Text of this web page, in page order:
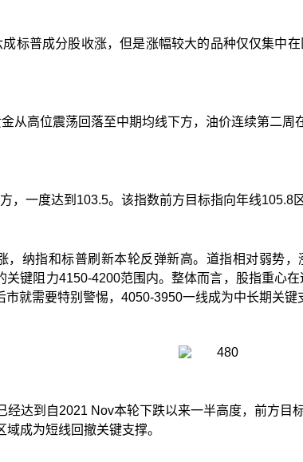
标普成分股收涨，但是涨幅较大的品种仅仅集中
金从高位震荡回落至中期均线下方，油价连续第二周
，一度达到 103.5。该指数前方目标指向年线105.8
，纳指和标普刷新本轮反弹新高。道指相对弱势
关键阻力4150-4200范围内。整体而言，股指重心
市就需要特别警惕， 4050-3950一线成为中长期关键
经达到自2021 Nov本轮下跌以来一半高度，前方目
域成为短线回撤关键支撑。